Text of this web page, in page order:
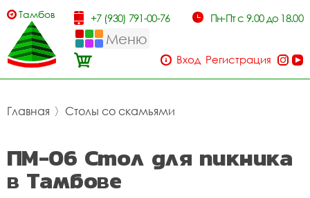
Тамбов +7 (930) 791-00-76 Пн-Пт с 9.00 до 18.00
Меню
Вход Регистрация
Главная 〉 Столы со скамьями
ПМ-06 Стол для пикника
в Тамбове